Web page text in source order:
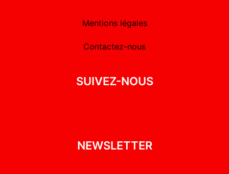
Mentions légales
Contactez-nous
SUIVEZ-NOUS
NEWSLETTER